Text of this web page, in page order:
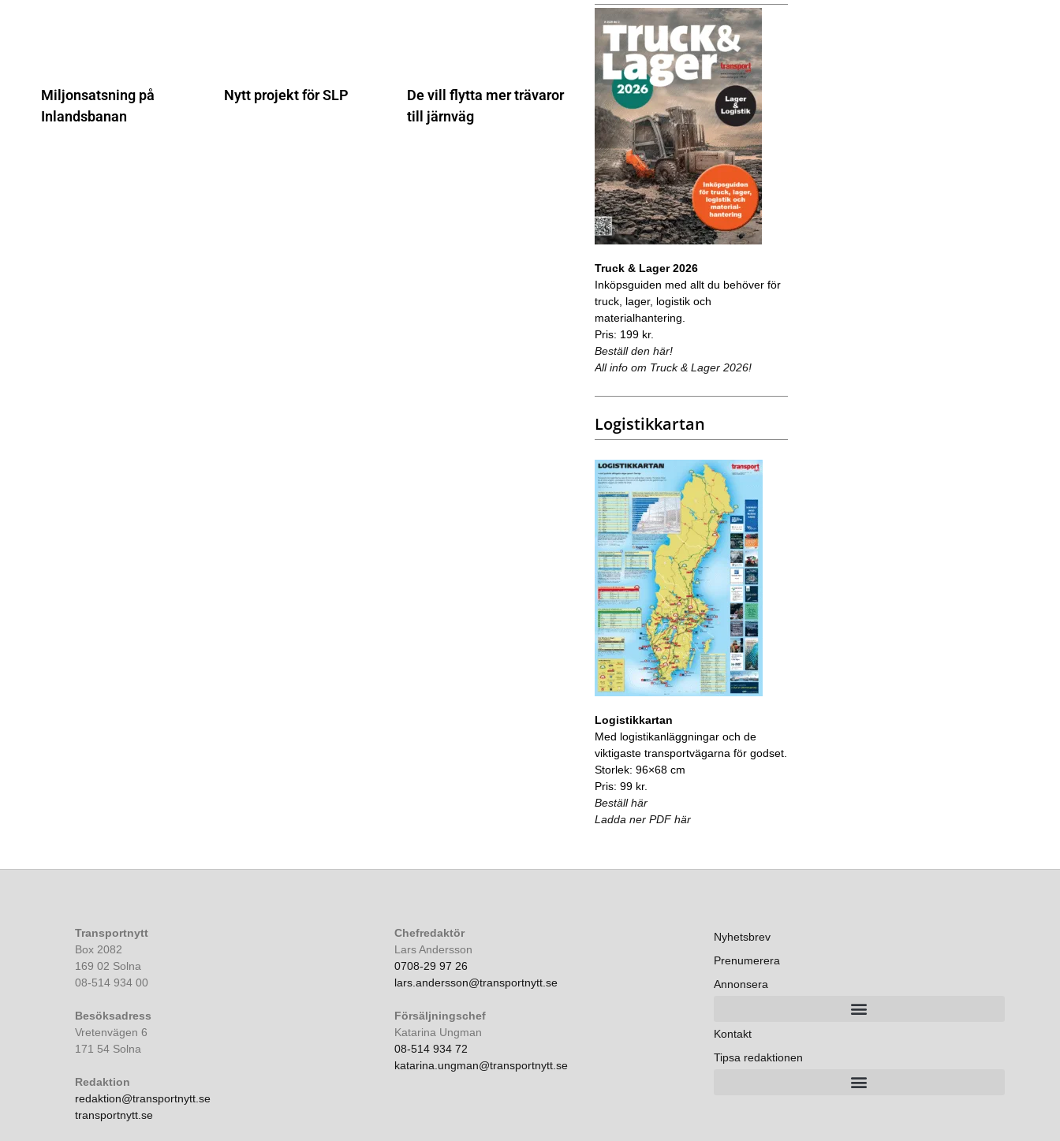
Miljonsatsning på
Inlandsbanan
Nytt projekt för SLP
De vill flytta mer trävaror
till järnväg
Truck & Lager 2026
Inköpsguiden med allt du behöver för
truck, lager, logistik och
materialhantering.
Pris: 199 kr.
Beställ den här!
All info om Truck & Lager 2026!
Logistikkartan
Logistikkartan
Med logistikanläggningar och de
viktigaste transportvägarna för godset.
Storlek: 96×68 cm
Pris: 99 kr.
Beställ här
Ladda ner PDF här
Transportnytt
Box 2082
169 02 Solna
08-514 934 00
Besöksadress
Vretenvägen 6
171 54 Solna
Redaktion
redaktion@transportnytt.se
transportnytt.se
Chefredaktör
Lars Andersson
0708-29 97 26
lars.andersson@transportnytt.se
Försäljningschef
Katarina Ungman
08-514 934 72
katarina.ungman@transportnytt.se
Nyhetsbrev
Prenumerera
Annonsera
Kontakt
Tipsa redaktionen